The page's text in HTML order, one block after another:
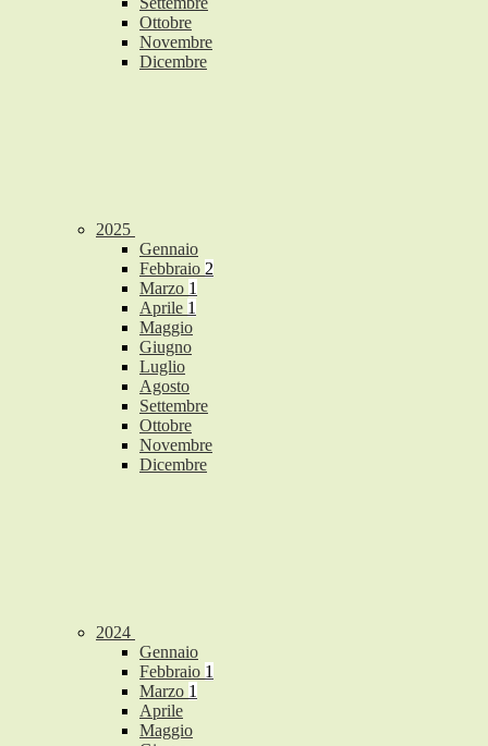
Ottobre
Novembre
Dicembre
2025
Gennaio
Febbraio 2
Marzo 1
Aprile 1
Maggio
Giugno
Luglio
Agosto
Settembre
Ottobre
Novembre
Dicembre
2024
Gennaio
Febbraio 1
Marzo 1
Aprile
Maggio